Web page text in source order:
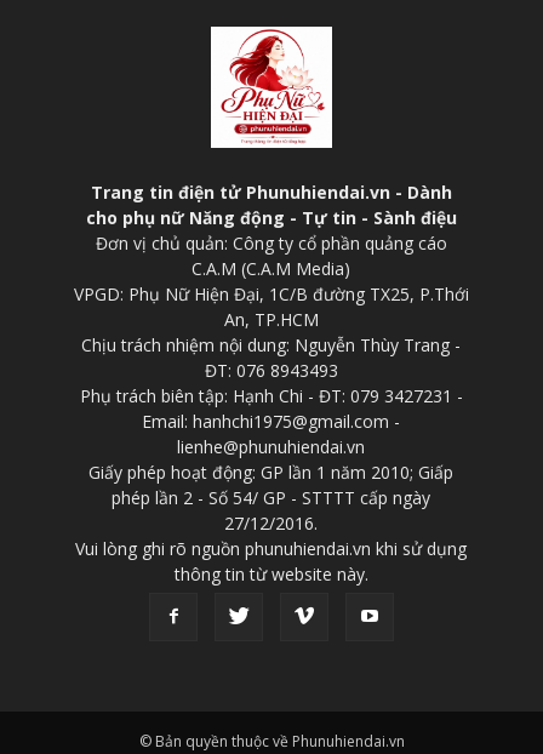
Trang tin điện tử Phunuhiendai.vn - Dành
cho phụ nữ Năng động - Tự tin - Sành điệu
Đơn vị chủ quản: Công ty cổ phần quảng cáo
C.A.M (C.A.M Media)
VPGD: Phụ Nữ Hiện Đại, 1C/B đường TX25, P.Thới
An, TP.HCM
Chịu trách nhiệm nội dung: Nguyễn Thùy Trang -
ĐT: 076 8943493
Phụ trách biên tập: Hạnh Chi - ĐT: 079 3427231 -
Email: hanhchi1975@gmail.com -
lienhe@phunuhiendai.vn
Giấy phép hoạt động: GP lần 1 năm 2010; Giấp
phép lần 2 - Số 54/ GP - STTTT cấp ngày
27/12/2016.
Vui lòng ghi rõ nguồn phunuhiendai.vn khi sử dụng
thông tin từ website này.
© Bản quyền thuộc về Phunuhiendai.vn